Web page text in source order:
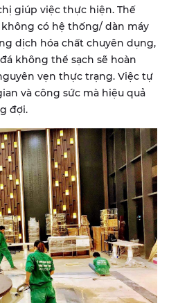
giúp việc thực hiện. Thế
có hệ thống/ dàn máy
dịch hóa chất chuyên dụng,
không thể sạch sẽ hoàn
vẹn thực trạng. Việc tự
và công sức mà hiệu quả
đợi.